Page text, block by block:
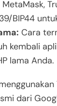
BIP44
Cara
kembali
lama Anda.
dari